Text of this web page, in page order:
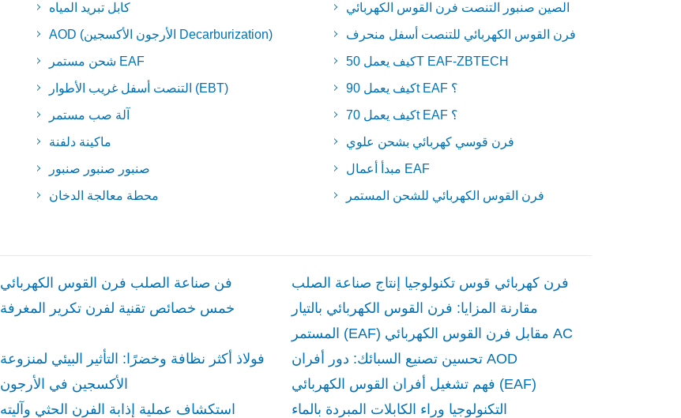
كابل تبريد المياه
AOD (الأرجون الأكسجين Decarburization)
شحن مستمر EAF
التنصت أسفل غريب الأطوار (EBT)
آلة صب مستمر
ماكينة دلفنة
صنبور صنبور صنبور
محطة معالجة الدخان
الصين صنبور التنصت فرن القوس الكهربائي
فرن القوس الكهربائي للتنصت أسفل منحرف
كيف يعمل 50T EAF-ZBTECH
كيف يعمل 90t EAF ؟
كيف يعمل 70t EAF ؟
فرن قوسي كهربائي بشحن علوي
مبدأ أعمال EAF
فرن القوس الكهربائي للشحن المستمر
فن صناعة الصلب فرن القوس الكهربائي
فرن كهربائي قوس تكنولوجيا إنتاج صناعة الصلب
خمس خصائص تقنية لفرن تكرير المغرفة
مقارنة المزايا: فرن القوس الكهربائي بالتيار
المستمر (EAF) مقابل فرن القوس الكهربائي AC
فولاذ أكثر نظافة وخضرًا: التأثير البيئي لمنزوعة
الأكسجين في الأرجون
تحسين تصنيع السبائك: دور أفران AOD
فهم تشغيل أفران القوس الكهربائي (EAF)
استكشاف عملية إذابة الفرن الحثي وآليته
التكنولوجيا وراء الكابلات المبردة بالماء